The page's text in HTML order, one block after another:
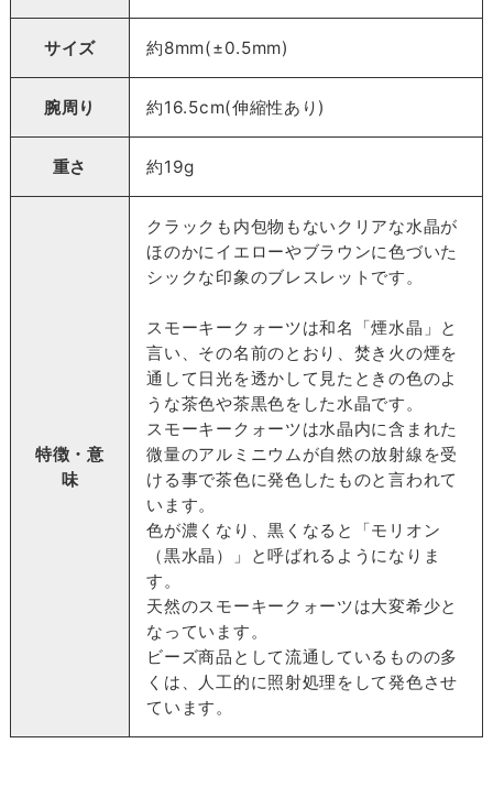
サイズ 約8mm(±0.5mm)
腕周り 約16.5cm(伸縮性あり)
重さ 約19g
特徴・意
味
クラックも内包物もないクリアな水晶が
ほのかにイエローやブラウンに色づいた
シックな印象のブレスレットです。
スモーキークォーツは和名「煙水晶」と
言い、その名前のとおり、焚き火の煙を
通して日光を透かして見たときの色のよ
うな茶色や茶黒色をした水晶です。
スモーキークォーツは水晶内に含まれた
微量のアルミニウムが自然の放射線を受
ける事で茶色に発色したものと言われて
います。
色が濃くなり、黒くなると「モリオン
（黒水晶）」と呼ばれるようになりま
す。
天然のスモーキークォーツは大変希少と
なっています。
ビーズ商品として流通しているものの多
くは、人工的に照射処理をして発色させ
ています。